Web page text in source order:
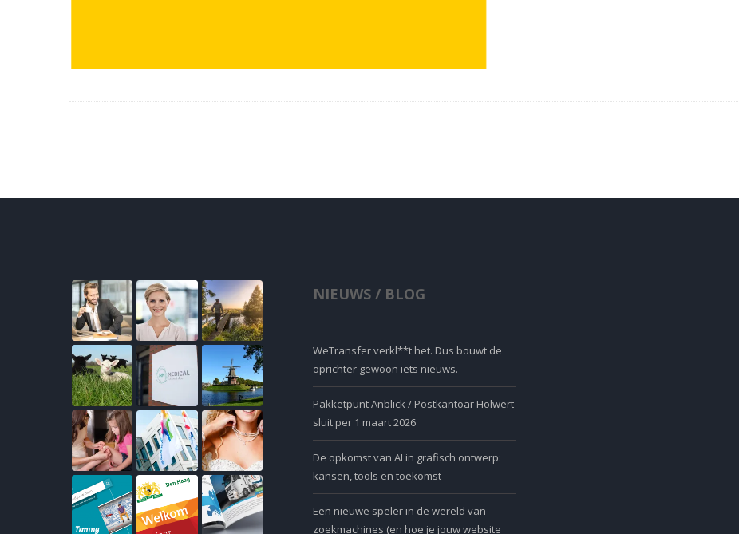
NIEUWS / BLOG
WeTransfer verkl**t het. Dus bouwt de
oprichter gewoon iets nieuws.
Pakketpunt Anblick / Postkantoar Holwert
sluit per 1 maart 2026
De opkomst van AI in grafisch ontwerp:
kansen, tools en toekomst
Een nieuwe speler in de wereld van
zoekmachines (en hoe je jouw website